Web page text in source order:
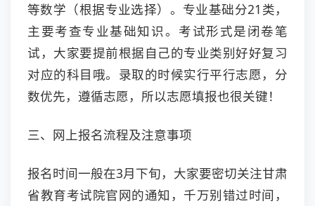
等数学（根据专业选择）。专业基础分21类，
主要考查专业基础知识。考试形式是闭卷笔
试，大家要提前根据自己的专业类别好好复习
对应的科目哦。录取的时候实行平行志愿，分
数优先，遵循志愿，所以志愿填报也很关键！
三、网上报名流程及注意事项
报名时间一般在3月下旬，大家要密切关注甘肃
省教育考试院官网的通知，千万别错过时间，